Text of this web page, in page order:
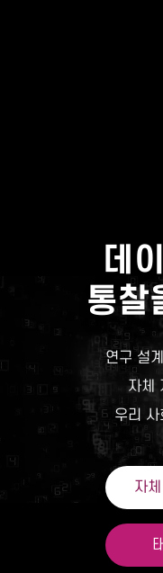
데
통찰
연구 설
자체
우리
자